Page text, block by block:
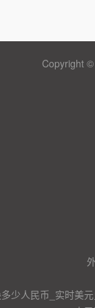
Copyright
少人民币_实时美